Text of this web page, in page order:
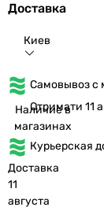
Доставка
Киев
Самовывоз с
Наличие в
магазинах
Отримати 11
Курьерская
Доставка
11
августа